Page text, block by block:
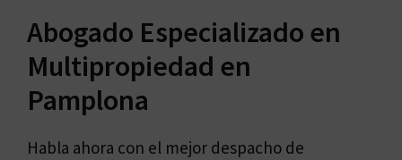
Abogado Especializado en
Multipropiedad en
Pamplona
Habla ahora con el mejor despacho de